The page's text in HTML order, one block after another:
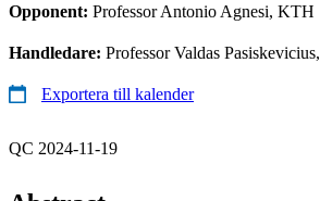
Opponent: Professor Antonio Agnesi, KTH
Handledare: Professor Valdas
Exportera till kalender
QC 2024-11-19